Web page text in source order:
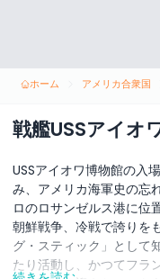
ホーム アメリカ合衆国
戦艦USSアイオ
USSアイオワ博物館の入
み、アメリカ海軍史の忘
ロのロサンゼルス港に位
朝鮮戦争、冷戦で誇りを
グ・スティック」として
たり活動し、かつてフラ